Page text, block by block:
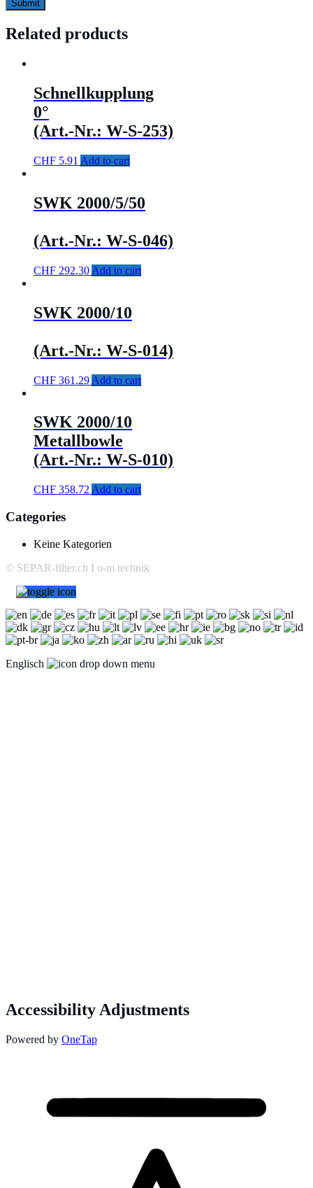
Related products
Schnellkupplung
0°
(Art.-Nr.: W-S-253)
CHF 5.91 Add to cart
SWK 2000/5/50
(Art.-Nr.: W-S-046)
CHF 292.30 Add to cart
SWK 2000/10
(Art.-Nr.: W-S-014)
CHF 361.29 Add to cart
SWK 2000/10
Metallbowle
(Art.-Nr.: W-S-010)
CHF 358.72 Add to cart
Categories
Keine Kategorien
© SEPAR-filter.ch I o-m technik
Englisch
Accessibility Adjustments
Powered by OneTap